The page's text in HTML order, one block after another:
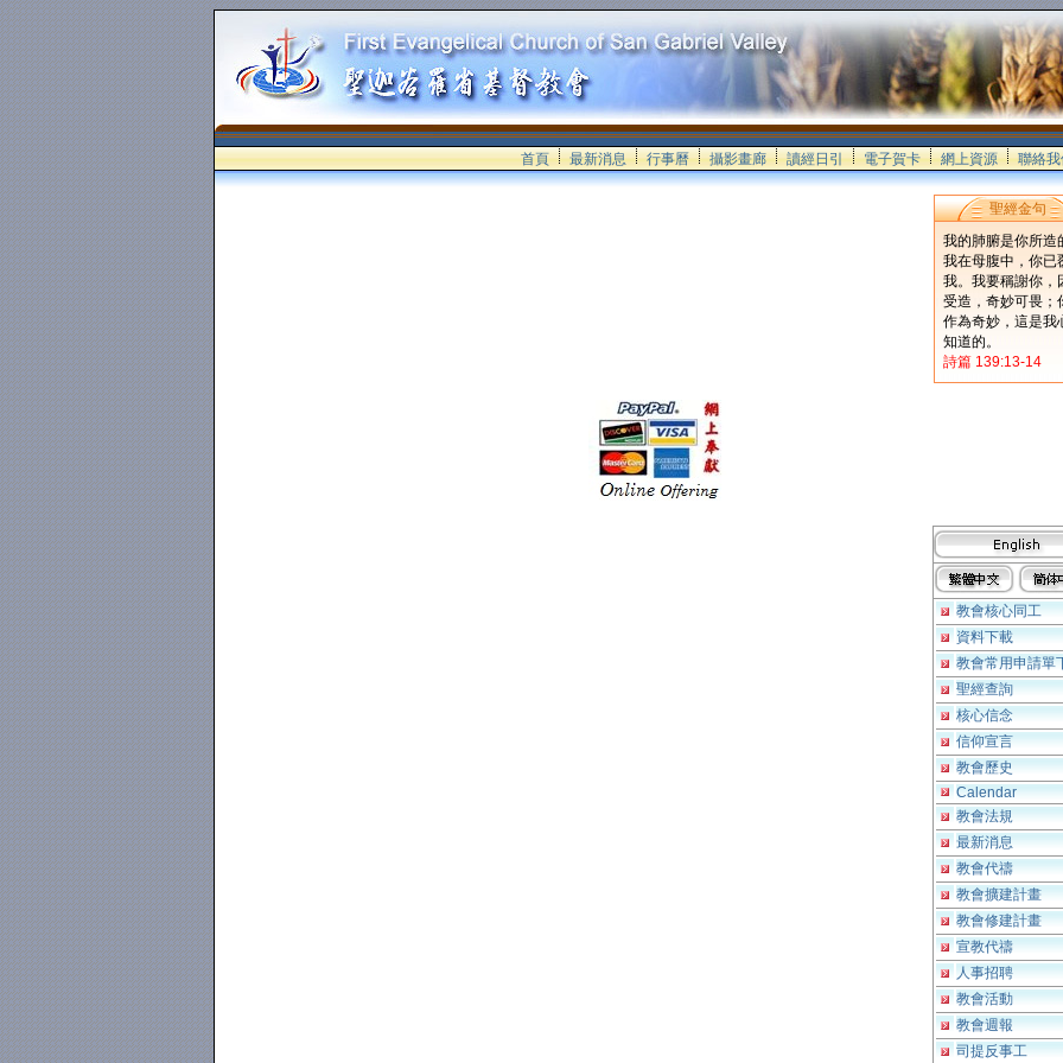
首頁 最新消息 行事曆 攝影畫廊 讀經日引 電子賀卡 網上資源 聯絡我
聖經金句
我的肺腑是你所造
我在母腹中，你已
我。我要稱謝你，
受造，奇妙可畏；
作為奇妙，這是我
知道的。
詩篇 139:13-14
教會核心同工
資料下載
教會常用申請單
聖經查詢
核心信念
信仰宣言
教會歷史
Calendar
教會法規
最新消息
教會代禱
教會擴建計畫
教會修建計畫
宣教代禱
人事招聘
教會活動
教會週報
司提反事工